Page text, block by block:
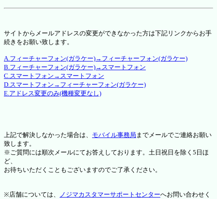
サイトからメールアドレスの変更ができなかった方は下記リンクからお手
続きをお願い致します。
A.フィーチャーフォン(ガラケー)→フィーチャーフォン(ガラケー)
B.フィーチャーフォン(ガラケー)→スマートフォン
C.スマートフォン→スマートフォン
D.スマートフォン→フィーチャーフォン(ガラケー)
E.アドレス変更のみ(機種変更なし)
上記で解決しなかった場合は、 モバイル事務局 までメールでご連絡お願い
致します。
※ご質問には順次メールにてお答えしております。土日祝日を除く5日ほ
ど、
お待ちいただくこともございますのでご了承ください。
※店舗については、 ノジマカスタマーサポートセンターへお問い合わせく